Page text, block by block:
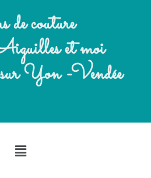
de couture
et moi
Yon -Vendée